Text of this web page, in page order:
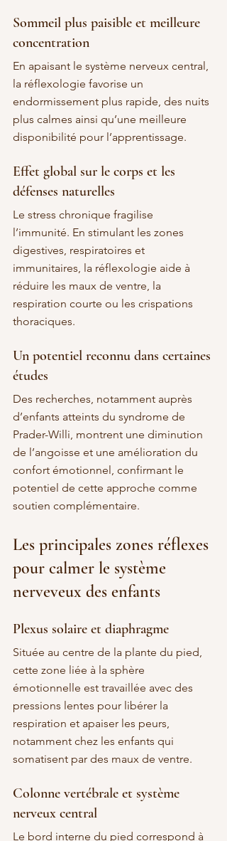
Sommeil plus paisible et meilleure
concentration
En apaisant le système nerveux central,
la réflexologie favorise un
endormissement plus rapide, des nuits
plus calmes ainsi qu’une meilleure
disponibilité pour l’apprentissage.
Effet global sur le corps et les
défenses naturelles
Le stress chronique fragilise
l’immunité. En stimulant les zones
digestives, respiratoires et
immunitaires, la réflexologie aide à
réduire les maux de ventre, la
respiration courte ou les crispations
thoraciques.
Un potentiel reconnu dans certaines
études
Des recherches, notamment auprès
d’enfants atteints du syndrome de
Prader-Willi, montrent une diminution
de l’angoisse et une amélioration du
confort émotionnel, confirmant le
potentiel de cette approche comme
soutien complémentaire.
Les principales zones réflexes
pour calmer le système
nerveveux des enfants
Plexus solaire et diaphragme
Située au centre de la plante du pied,
cette zone liée à la sphère
émotionnelle est travaillée avec des
pressions lentes pour libérer la
respiration et apaiser les peurs,
notamment chez les enfants qui
somatisent par des maux de ventre.
Colonne vertébrale et système
nerveux central
Le bord interne du pied correspond à